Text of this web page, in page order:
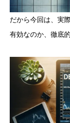
だから今回は、実
有効なのか、徹底